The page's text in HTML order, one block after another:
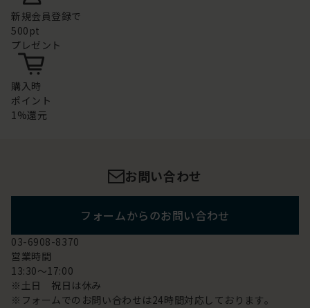
新規会員登録で
500pt
プレゼント
購入時
ポイント
1%還元
お問い合わせ
フォームからのお問い合わせ
03-6908-8370
営業時間
13:30～17:00
※土日 祝日は休み
※フォームでのお問い合わせは24時間対応しております。